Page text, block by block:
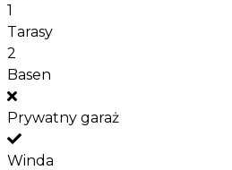
1
Tarasy
2
Basen
Prywatny garaż
Winda